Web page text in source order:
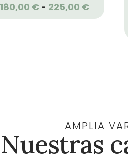
180,00 € - 225,00 €Rango
de
precios:
AMPLIA
Nuestras